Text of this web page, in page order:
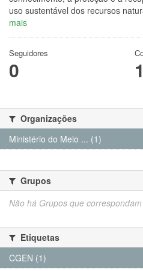
uso sustentável dos recursos
mais
Seguidores
0 1
Organizações
Ministério do Meio ... (1)
Grupos
Não há Grupos que
Etiquetas
CGEN (1)